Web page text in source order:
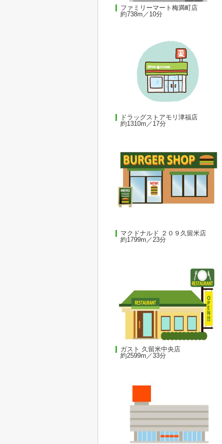
ファミリーマート梅満町店
約738m／10分
ドラッグストアモリ津福店
約1310m／17分
マクドナルド ２０９久留米店
約1799m／23分
ガスト 久留米中央店
約2599m／33分